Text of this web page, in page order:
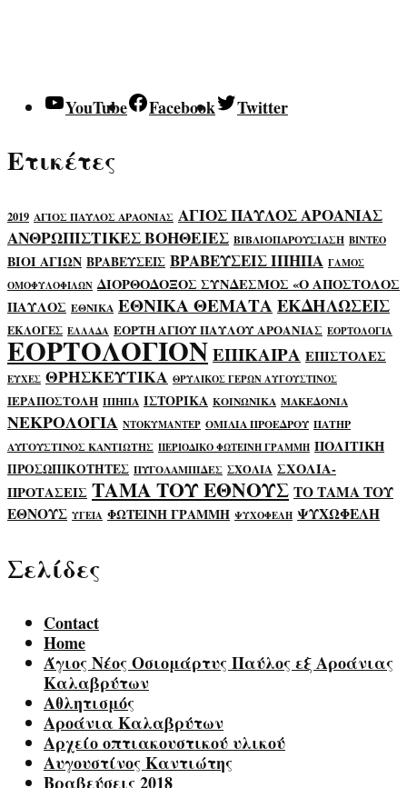
YouTube Facebook Twitter
Ετικέτες
2019 ΑΓΙΟΣ ΠΑΥΛΟΣ ΑΡΑΟΝΙΑΣ ΑΓΙΟΣ ΠΑΥΛΟΣ ΑΡΟΑΝΙΑΣ
ΑΝΘΡΩΠΙΣΤΙΚΕΣ ΒΟΗΘΕΙΕΣ ΒΙΒΛΙΟΠΑΡΟΥΣΙΑΣΗ ΒΙΝΤΕΟ
ΒΙΟΙ ΑΓΙΩΝ ΒΡΑΒΕΥΣΕΙΣ ΒΡΑΒΕΥΣΕΙΣ ΙΠΗΠΑ ΓΑΜΟΣ
ΟΜΟΦΥΛΟΦΙΛΩΝ ΔΙΟΡΘΟΔΟΞΟΣ ΣΥΝΔΕΣΜΟΣ «Ο ΑΠΟΣΤΟΛΟΣ
ΠΑΥΛΟΣ ΕΘΝΙΚΑ ΕΘΝΙΚΑ ΘΕΜΑΤΑΕΚΔΗΛΩΣΕΙΣ
ΕΚΛΟΓΕΣ ΕΛΛΑΔΑ ΕΟΡΤΗ ΑΓΙΟΥ ΠΑΥΛΟΥ ΑΡΟΑΝΙΑΣ ΕΟΡΤΟΛΟΓΙΑ
ΕΟΡΤΟΛΟΓΙΟΝΕΠΙΚΑΙΡΑ ΕΠΙΣΤΟΛΕΣ
ΕΥΧΕΣ ΘΡΗΣΚΕΥΤΙΚΑ ΘΡΥΛΙΚΟΣ ΓΕΡΩΝ ΑΥΓΟΥΣΤΙΝΟΣ
ΙΕΡΑΠΟΣΤΟΛΗ ΙΠΗΠΑ ΙΣΤΟΡΙΚΑ ΚΟΙΝΩΝΙΚΑ ΜΑΚΕΔΟΝΙΑ
ΝΕΚΡΟΛΟΓΙΑ ΝΤΟΚΥΜΑΝΤΕΡ ΟΜΙΛΙΑ ΠΡΟΕΔΡΟΥ ΠΑΤΗΡ
ΑΥΓΟΥΣΤΙΝΟΣ ΚΑΝΤΙΩΤΗΣ ΠΕΡΙΟΔΙΚΟ ΦΩΤΕΙΝΗ ΓΡΑΜΜΗ ΠΟΛΙΤΙΚΗ
ΠΡΟΣΩΠΙΚΟΤΗΤΕΣ ΠΥΓΟΛΑΜΠΙΔΕΣ ΣΧΟΛΙΑ ΣΧΟΛΙΑ-
ΠΡΟΤΑΣΕΙΣ ΤΑΜΑ ΤΟΥ ΕΘΝΟΥΣ ΤΟ ΤΑΜΑ ΤΟΥ
ΕΘΝΟΥΣ ΥΓΕΙΑ ΦΩΤΕΙΝΗ ΓΡΑΜΜΗ ΨΥΧΟΦΕΛΗ ΨΥΧΩΦΕΛΗ
Σελίδες
Contact
Home
Άγιος Νέος Οσιομάρτυς Παύλος εξ Αροάνιας
Καλαβρύτων
Αθλητισμός
Αροάνια Καλαβρύτων
Αρχείο οπτιακουστικού υλικού
Αυγουστίνος Καντιώτης
Βραβεύσεις 2018